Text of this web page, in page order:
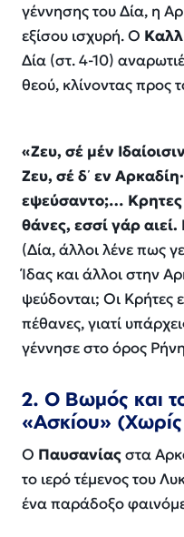
γέννησης του Δία, η
εξίσου ισχυρή. Ο
Δία (στ. 4-10)
θεού, κλίνοντας προς
«Ζευ, σέ μέν
Ζευ, σέ δ᾽ εν
εψεύσαντο;… Κρητες
θάνες, εσσί γάρ
(Δία, άλλοι λένε πως
Ίδας και άλλοι στην
ψεύδονται; Οι Κρήτες
πέθανες, γιατί
γέννησε στο όρος
2. Ο Βωμός και
«Ασκίου»
Ο Παυσανίαςστα
το ιερό τέμενος του
ένα παράδοξο